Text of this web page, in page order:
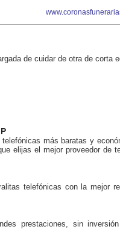
de cuidar de otra de corta
más baratas y
elijas el mejor proveedor de
telefónicas con la mejor
prestaciones, sin